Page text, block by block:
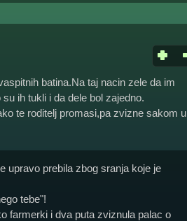
batina.Na taj nacin zele da im
ih tukli i da dele bol zajedno.
te roditelj promasi,pa zvizne sakom u
upravo prebila zbog sranja koje je
tebe"!
farmerki i dva puta zviznula palac o